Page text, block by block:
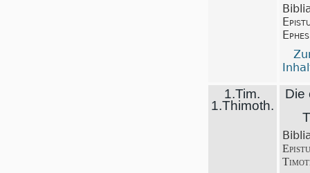
1.Tim.
1.Thimoth.
Die